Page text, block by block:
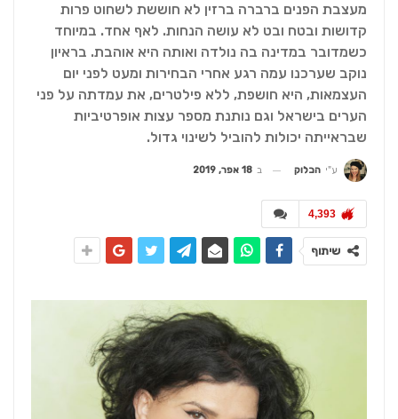
מעצבת הפנים ברברה ברזין לא חוששת לשחוט פרות
קדושות ובטח ובט לא עושה הנחות. לאף אחד. במיוחד
כשמדובר במדינה בה נולדה ואותה היא אוהבת. בראיון
נוקב שערכנו עמה רגע אחרי הבחירות ומעט לפני יום
העצמאות, היא חושפת, ללא פילטרים, את עמדתה על פני
הערים בישראל וגם נותנת מספר עצות אופרטיביות
שבראייתה יכולות להוביל לשינוי גדול.
ע"י הבלוק ב 18 אפר, 2019
4,393
שיתוף